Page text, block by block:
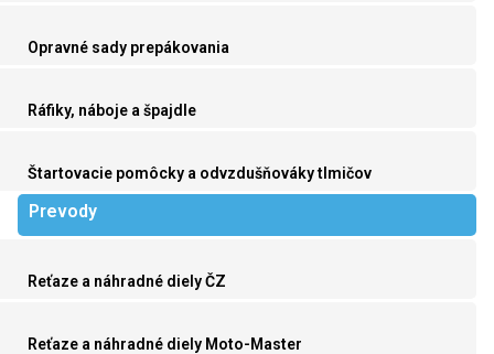
Opravné sady prepákovania
Ráfiky, náboje a špajdle
Štartovacie pomôcky a odvzdušňováky tlmičov
Prevody
Reťaze a náhradné diely ČZ
Reťaze a náhradné diely Moto-Master